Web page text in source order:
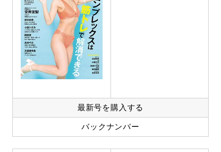
最新号を購入する
バックナンバー